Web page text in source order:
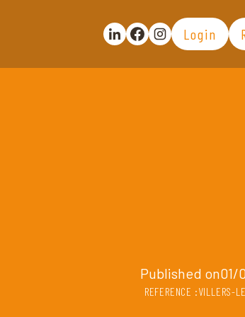
Partager la publication sur
Partager la publication
Voir la page
Login
Published on01/
REFERENCE :VILLERS-